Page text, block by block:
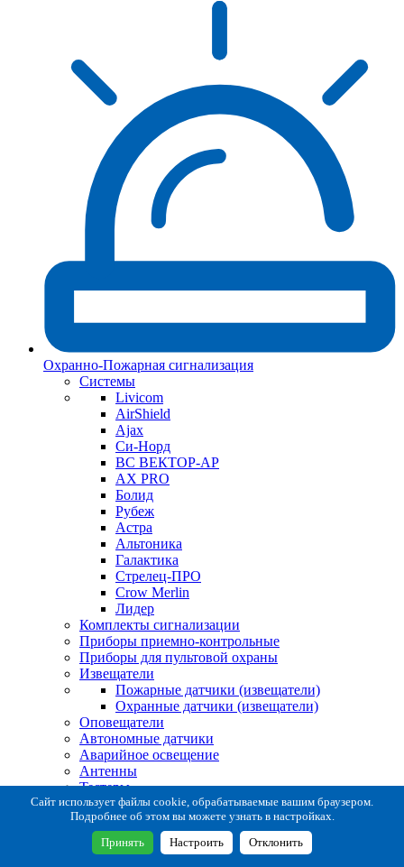
Охранно-Пожарная сигнализация
Системы
Livicom
AirShield
Ajax
Си-Норд
ВС ВЕКТОР-АР
AX PRO
Болид
Рубеж
Астра
Альтоника
Галактика
Стрелец-ПРО
Crow Merlin
Лидер
Комплекты сигнализации
Приборы приемно-контрольные
Приборы для пультовой охраны
Извещатели
Пожарные датчики (извещатели)
Охранные датчики (извещатели)
Оповещатели
Автономные датчики
Аварийное освещение
Антенны
Тестеры
Система сбора извещений
Расходные и монтажные материалы
Коробки коммутационные
Кронштейны для извещателей
Сайт использует файлы cookie, обрабатываемые вашим браузером.
Подробнее об этом вы можете узнать в настройках.
Принять Настроить Отклонить